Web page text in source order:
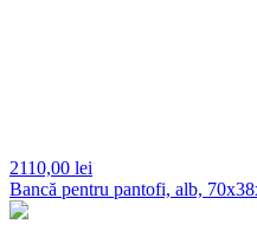
2110,00 lei
Bancă pentru pantofi, alb,